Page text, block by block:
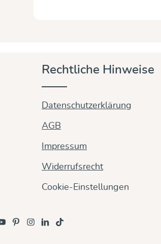
Rechtliche Hinweise
Datenschutzerklärung
AGB
Impressum
Widerrufsrecht
Cookie-Einstellungen